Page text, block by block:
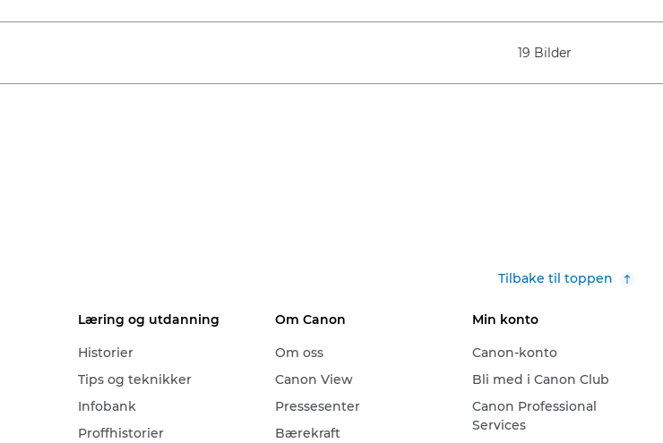
19 Bilder
Tilbake til toppen
Læring og utdanning
Historier
Tips og teknikker
Infobank
Proffhistorier
Om Canon
Om oss
Canon View
Pressesenter
Bærekraft
Min konto
Canon-konto
Bli med i Canon Club
Canon Professional
Services